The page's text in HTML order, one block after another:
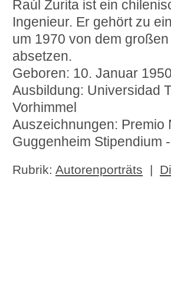
Raúl Zurita ist ein
Ingenieur. Er gehört zu
um 1970 von dem
absetzen.
Geboren: 10. Januar
Ausbildung: Universidad
Vorhimmel
Auszeichnungen: Premio
Guggenheim Stipendium
Rubrik: Autorenporträts |